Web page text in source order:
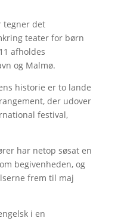
tegner det
teater for børn
afholdes
og Malmø.
historie er to lande
der udover
festival,
har netop søsat en
begivenheden, og
frem til maj
i en